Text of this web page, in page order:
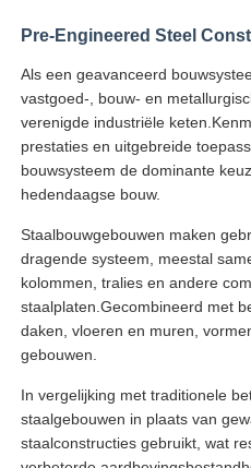
Fabrieksreis
Kwaliteitscontrole
Contacteer ons
Vraag een offerte aan
voorgefabriceerd huis
Staalconstructie gebouw
werkplaats voor
Pre-Engineered Steel
Als een geavanceerd
vastgoed-, bouw- en
verenigde industriële
prestaties en uitgebreide
bouwsysteem de dominante
hedendaagse bouw.
Staalbouwgebouwen maken
dragende systeem, meestal
kolommen, tralies en andere
staalplaten.Gecombineerd met
daken, vloeren en muren,
gebouwen.
In vergelijking met traditionele
staalgebouwen in plaats van
staalconstructies gebruikt, wat